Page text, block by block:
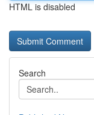
HTML is disabled
Search